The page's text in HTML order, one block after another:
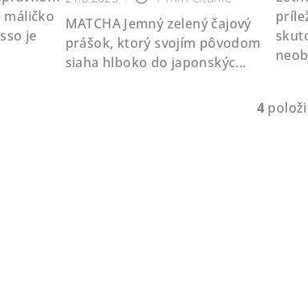
máličko
je
MATCHA Jemný zelený čajový
prášok, ktorý svojím pôvodom
siaha hlboko do japonskýc...
4